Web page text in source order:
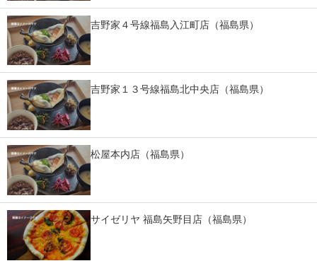
吉野家４号線福島入江町店（福島県）
吉野家１３号線福島北中央店（福島県）
松屋本内店（福島県）
サイゼリヤ 福島矢野目店（福島県）